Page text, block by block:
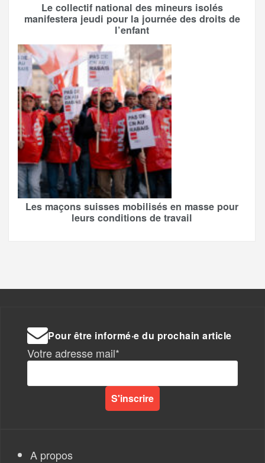
Le collectif national des mineurs isolés
manifestera jeudi pour la journée des droits de
l’enfant
Les maçons suisses mobilisés en masse pour
leurs conditions de travail
Pour être informé·e du prochain article
Votre adresse mail*
A propos